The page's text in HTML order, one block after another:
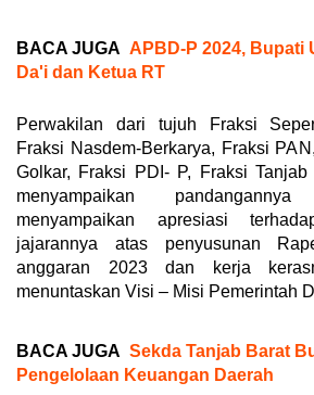
BACA JUGA APBD-P 2024, Bupati
Da'i dan Ketua RT
Perwakilan dari tujuh Fraksi
Fraksi Nasdem-Berkarya, Fraksi
Golkar, Fraksi PDI- P, Fraksi
menyampaikan
menyampaikan apresiasi
jajarannya atas penyusunan
anggaran 2023 dan kerja
menuntaskan Visi – Misi Pemerintah
BACA JUGA Sekda Tanjab Barat
Pengelolaan Keuangan Daerah